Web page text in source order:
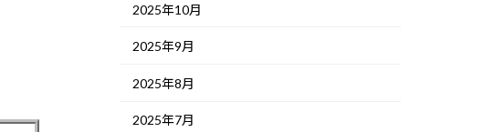
2025年10月
2025年9月
2025年8月
2025年7月